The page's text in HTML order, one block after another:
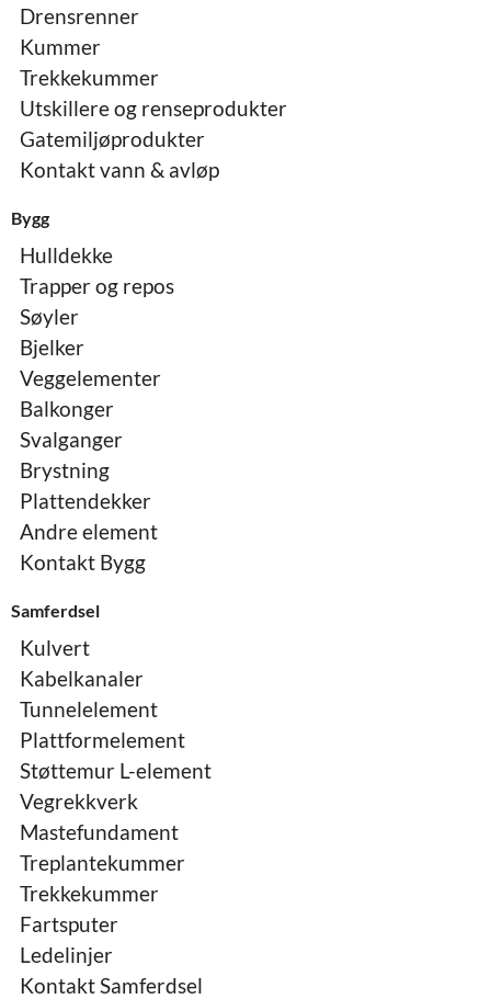
Drensrenner
Kummer
Trekkekummer
Utskillere og renseprodukter
Gatemiljøprodukter
Kontakt vann & avløp
Bygg
Hulldekke
Trapper og repos
Søyler
Bjelker
Veggelementer
Balkonger
Svalganger
Brystning
Plattendekker
Andre element
Kontakt Bygg
Samferdsel
Kulvert
Kabelkanaler
Tunnelelement
Plattformelement
Støttemur L-element
Vegrekkverk
Mastefundament
Treplantekummer
Trekkekummer
Fartsputer
Ledelinjer
Kontakt Samferdsel